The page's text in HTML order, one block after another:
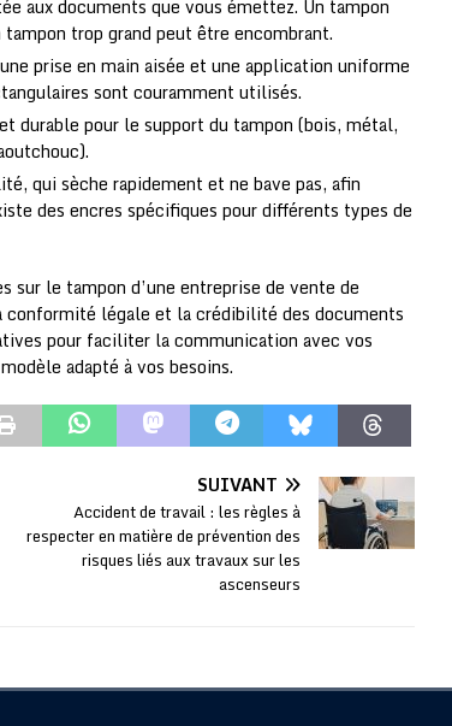
aux documents que vous émettez. Un tampon
trop grand peut être encombrant.
prise en main aisée et une application uniforme
sont couramment utilisés.
durable pour le support du tampon (bois, métal,
qui sèche rapidement et ne bave pas, afin
des encres spécifiques pour différents types de
le tampon d’une entreprise de vente de
légale et la crédibilité des documents
pour faciliter la communication avec vos
adapté à vos besoins.
SUIVANT
Accident de travail : les règles à
respecter en matière de prévention des
risques liés aux travaux sur les
ascenseurs